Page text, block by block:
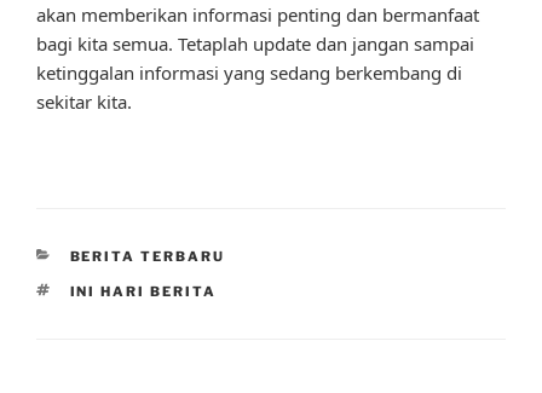
akan memberikan informasi penting dan bermanfaat
bagi kita semua. Tetaplah update dan jangan sampai
ketinggalan informasi yang sedang berkembang di
sekitar kita.
CATEGORIES
BERITA TERBARU
TAGS
INI HARI BERITA